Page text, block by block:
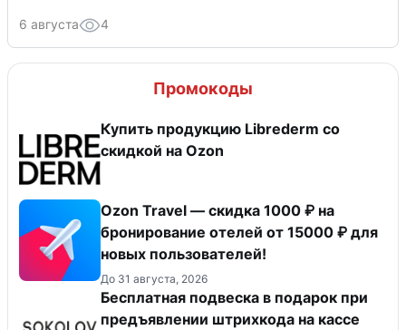
6 августа 4
Промокоды
Купить продукцию Librederm со
скидкой на Ozon
Ozon Travel — скидка 1000 ₽ на
бронирование отелей от 15000 ₽ для
новых пользователей!
До 31 августа, 2026
Бесплатная подвеска в подарок при
предъявлении штрихкода на кассе